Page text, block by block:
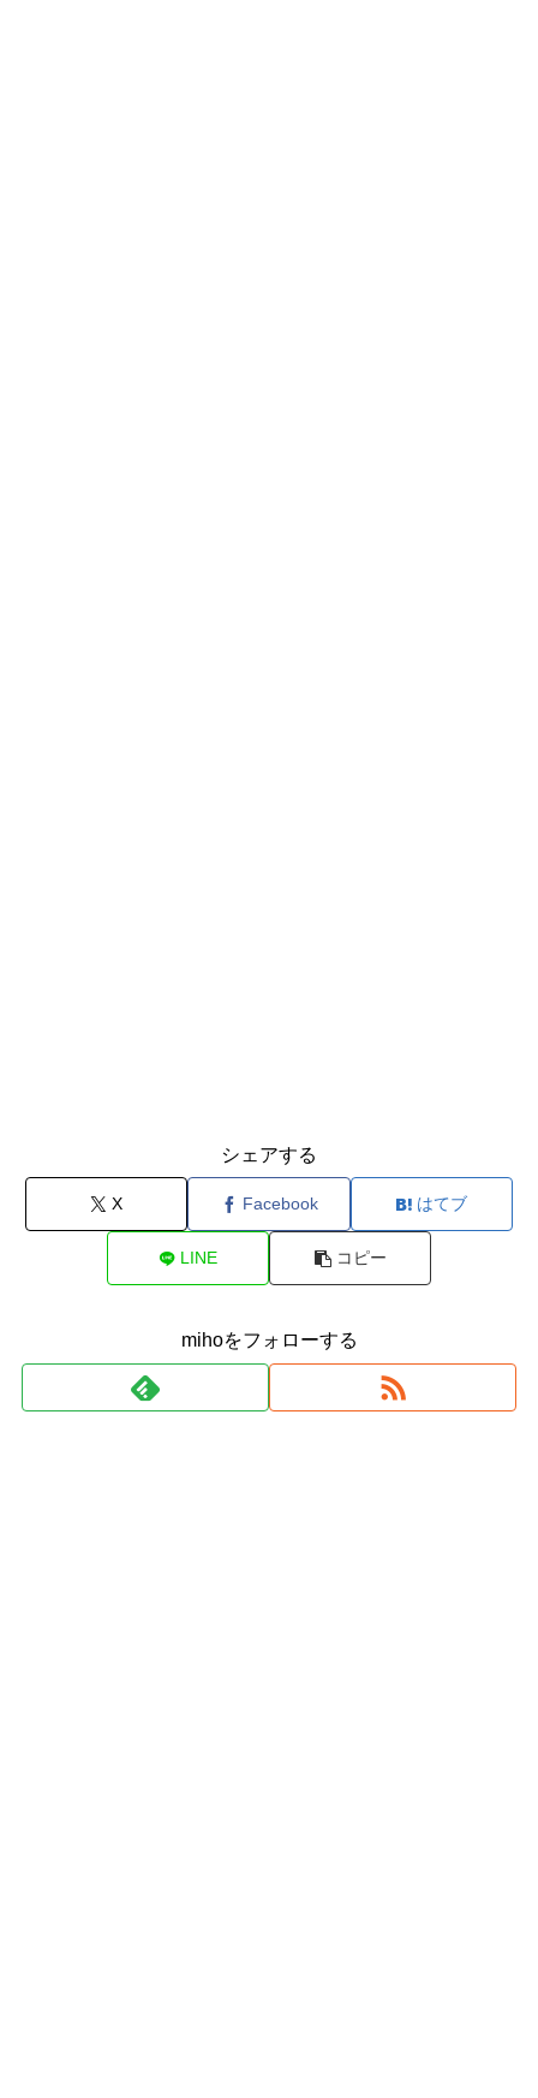
シェアする
X Facebook はてブ
LINE コピー
mihoをフォローする